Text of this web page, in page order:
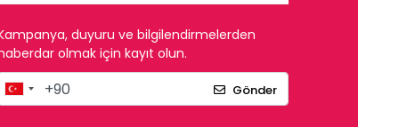
duyuru ve bilgilendirmelerden
olmak için kayıt olun.
Gönder